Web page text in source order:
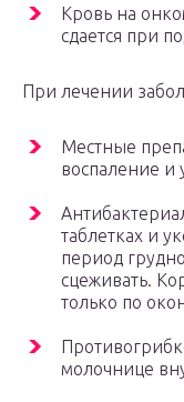
Кровь на
сдается при
При лечении
Местные
воспаление
таблетках и
период
сцеживать.
только по
молочнице